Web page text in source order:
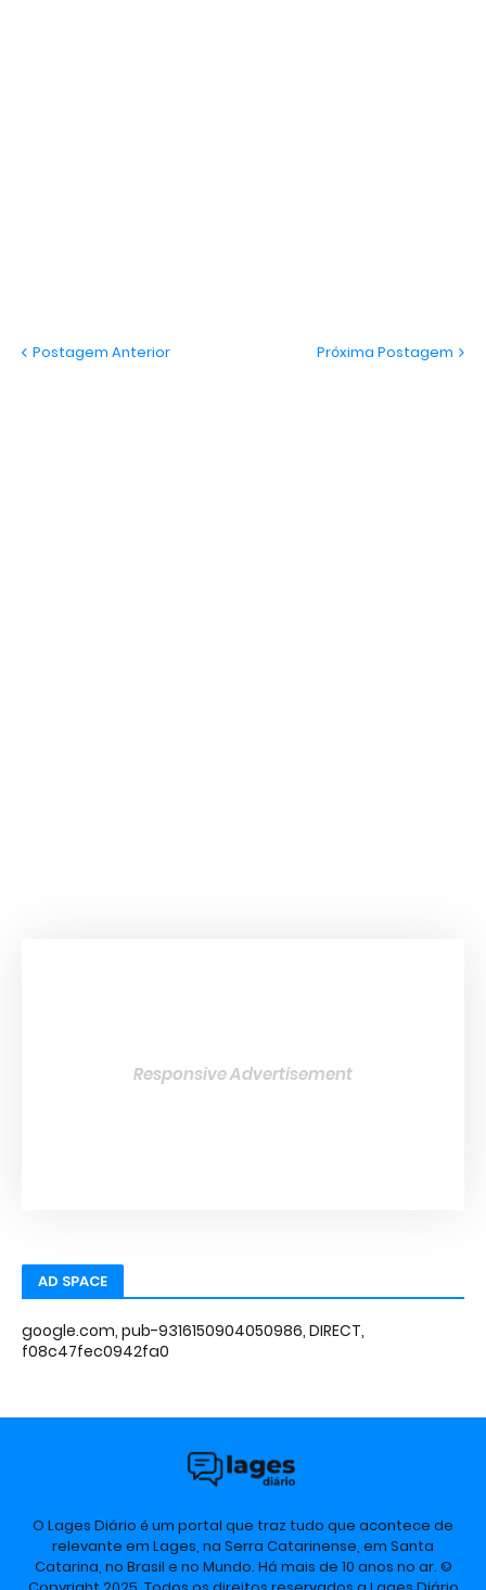
Postagem Anterior Próxima Postagem
Responsive Advertisement
AD SPACE
google.com, pub-9316150904050986, DIRECT,
f08c47fec0942fa0
O Lages Diário é um portal que traz tudo que acontece de
relevante em Lages, na Serra Catarinense, em Santa
Catarina, no Brasil e no Mundo. Há mais de 10 anos no ar. ©